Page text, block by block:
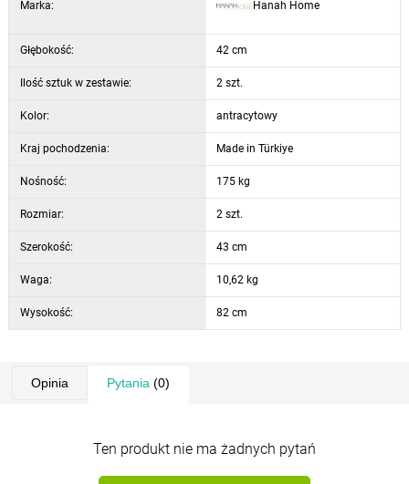
Marka: Hanah Home
Głębokość: 42 cm
Ilość sztuk w zestawie: 2 szt.
Kolor: antracytowy
Kraj pochodzenia: Made in Türkiye
Nośność: 175 kg
Rozmiar: 2 szt.
Szerokość: 43 cm
Waga: 10,62 kg
Wysokość: 82 cm
Opinia Pytania (0)
Ten produkt nie ma żadnych pytań